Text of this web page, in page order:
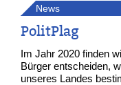
News
PolitPlag
Im Jahr 2020 finden
Bürger entscheiden,
unseres Landes